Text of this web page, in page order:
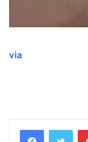
via